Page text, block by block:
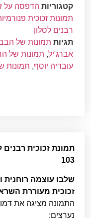
קטגוריות הדפסה על
תמונות זכוכית
רבנים לסלון
תגיות תמונות של
אברג'יל, תמונות של
עובדיה יוסף, תמונות
103
שלבו עוצמה רוחנית
זכוכית מעוררת
התמונה מציגה את
נערצים: